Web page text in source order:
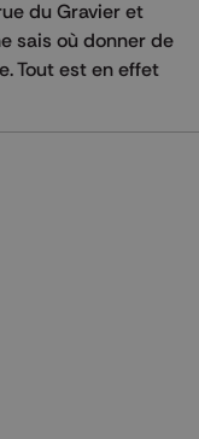
du Gravier et
sais où donner de
Tout est en effet